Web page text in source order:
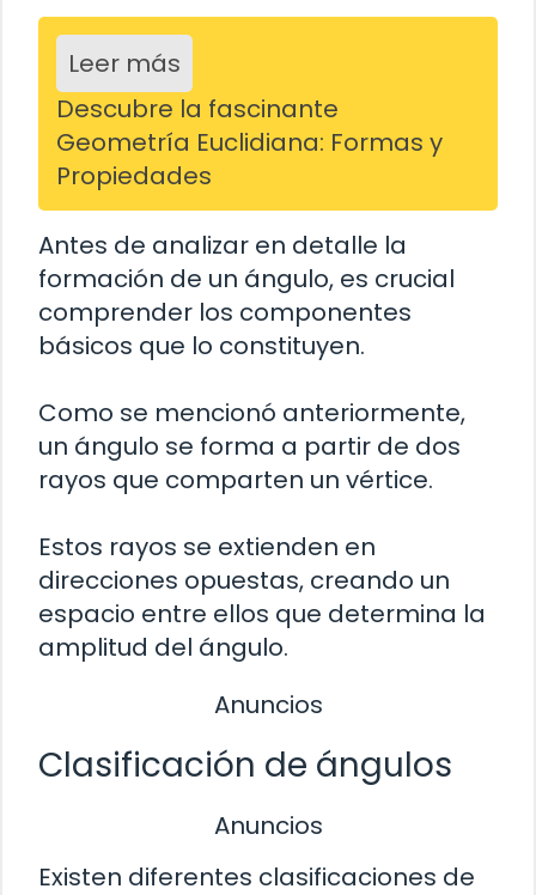
Leer más
Descubre la fascinante
Geometría Euclidiana: Formas y
Propiedades
Antes de analizar en detalle la
formación de un ángulo, es crucial
comprender los componentes
básicos que lo constituyen.
Como se mencionó anteriormente,
un ángulo se forma a partir de dos
rayos que comparten un vértice.
Estos rayos se extienden en
direcciones opuestas, creando un
espacio entre ellos que determina la
amplitud del ángulo.
Anuncios
Clasificación de ángulos
Anuncios
Existen diferentes clasificaciones de